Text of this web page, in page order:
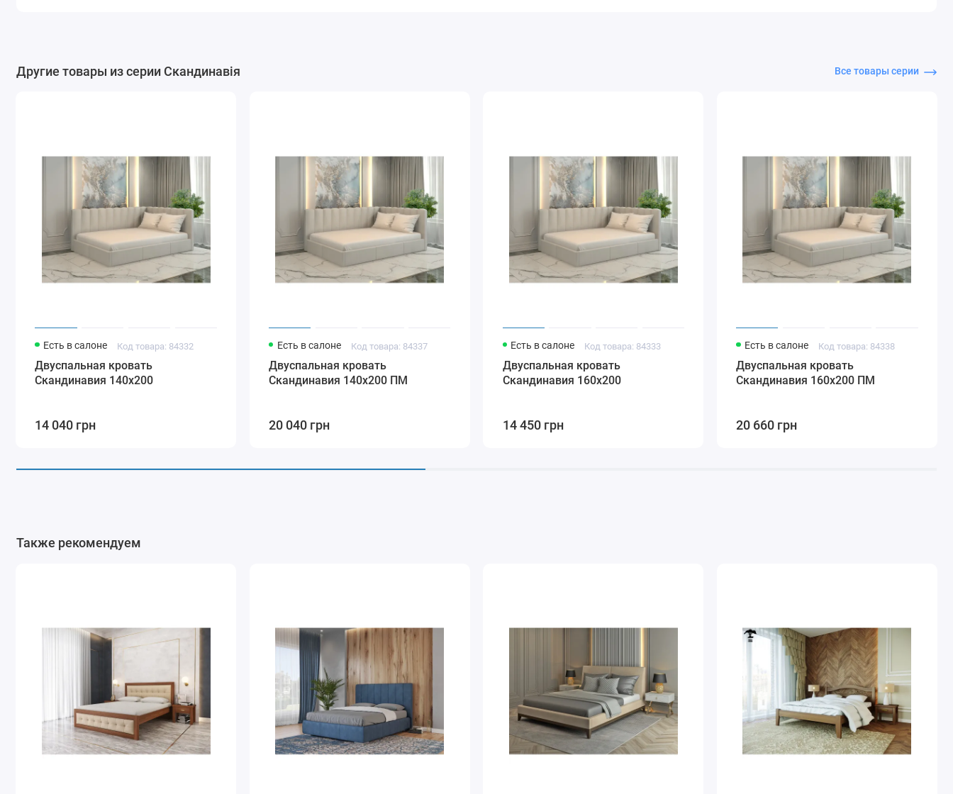
Другие товары из серии Скандинавія Все товары серии
Есть в салоне Код товара: 84332
Двуспальная кровать
Скандинавия 140х200
14 040 грн
Есть в салоне Код товара: 84337
Двуспальная кровать
Скандинавия 140х200 ПМ
20 040 грн
Есть в салоне Код товара: 84333
Двуспальная кровать
Скандинавия 160х200
14 450 грн
Есть в салоне Код товара: 84338
Двуспальная кровать
Скандинавия 160х200 ПМ
20 660 грн
Также рекомендуем